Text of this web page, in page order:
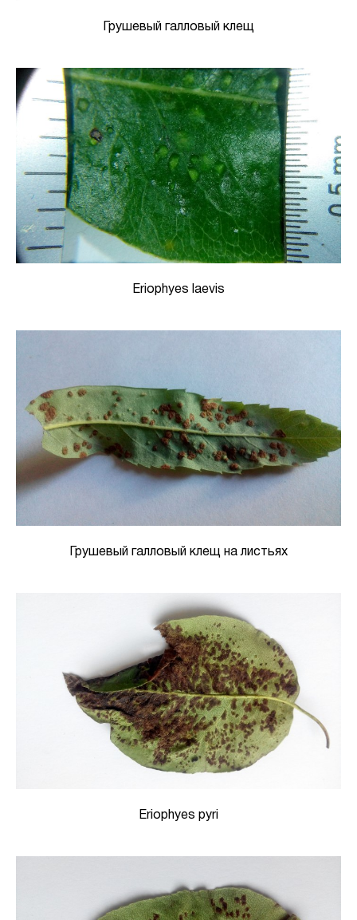
Грушевый галловый клещ
Eriophyes laevis
Грушевый галловый клещ на листьях
Eriophyes pyri